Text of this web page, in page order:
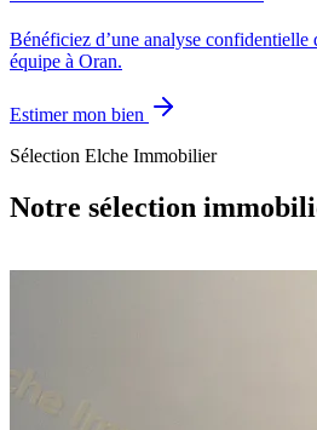
Bénéficiez d’une analyse confidentielle
équipe à Oran.
Estimer mon bien
Sélection Elche Immobilier
Notre sélection